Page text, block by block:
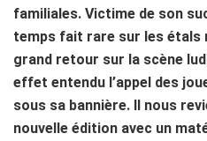
familiales. Victime de son
temps fait rare sur les étals
grand retour sur la scène
effet entendu l’appel des
sous sa bannière. Il nous
nouvelle édition avec un